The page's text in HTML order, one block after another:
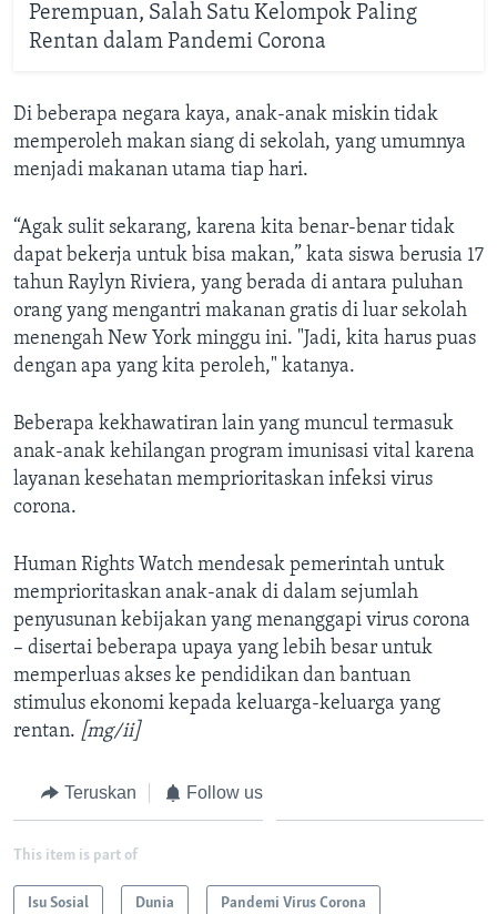
Perempuan, Salah Satu Kelompok Paling
Rentan dalam Pandemi Corona
Di beberapa negara kaya, anak-anak miskin tidak
memperoleh makan siang di sekolah, yang umumnya
menjadi makanan utama tiap hari.
“Agak sulit sekarang, karena kita benar-benar tidak
dapat bekerja untuk bisa makan,” kata siswa berusia 17
tahun Raylyn Riviera, yang berada di antara puluhan
orang yang mengantri makanan gratis di luar sekolah
menengah New York minggu ini. "Jadi, kita harus puas
dengan apa yang kita peroleh," katanya.
Beberapa kekhawatiran lain yang muncul termasuk
anak-anak kehilangan program imunisasi vital karena
layanan kesehatan memprioritaskan infeksi virus
corona.
Human Rights Watch mendesak pemerintah untuk
memprioritaskan anak-anak di dalam sejumlah
penyusunan kebijakan yang menanggapi virus corona
– disertai beberapa upaya yang lebih besar untuk
memperluas akses ke pendidikan dan bantuan
stimulus ekonomi kepada keluarga-keluarga yang
rentan. [mg/ii]
Teruskan Follow us
This item is part of
Isu Sosial Dunia Pandemi Virus Corona